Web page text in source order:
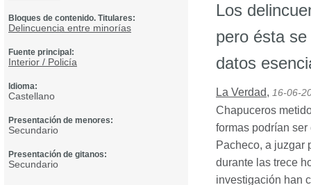
Bloques de contenido. Titulares:
Delincuencia entre minorías
Fuente principal:
Interior / Policía
Idioma:
Castellano
Presentación de menores:
Secundario
Presentación de gitanos:
Secundario
Los
pero ésta
datos
La Verdad, 16-06-
Chapuceros
formas podrían
Pacheco, a juzgar
durante las trece
investigación han